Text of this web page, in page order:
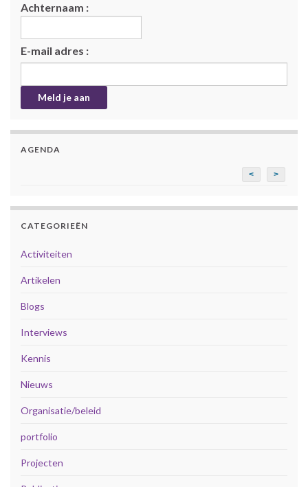
Achternaam :
E-mail adres :
AGENDA
< >
CATEGORIEËN
Activiteiten
Artikelen
Blogs
Interviews
Kennis
Nieuws
Organisatie/beleid
portfolio
Projecten